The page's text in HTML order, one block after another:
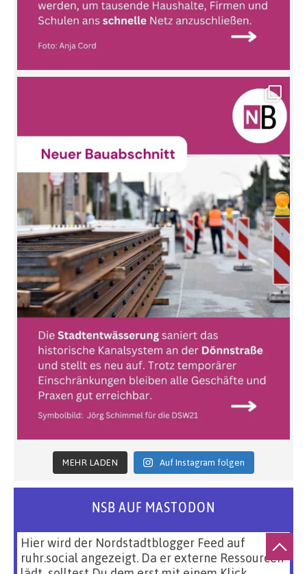
MEHR LADEN Auf Instagram folgen
NSB AUF MASTODON
Hier wird der Nordstadtblogger Feed auf
ruhr.social angezeigt. Da er externe Ressourcen